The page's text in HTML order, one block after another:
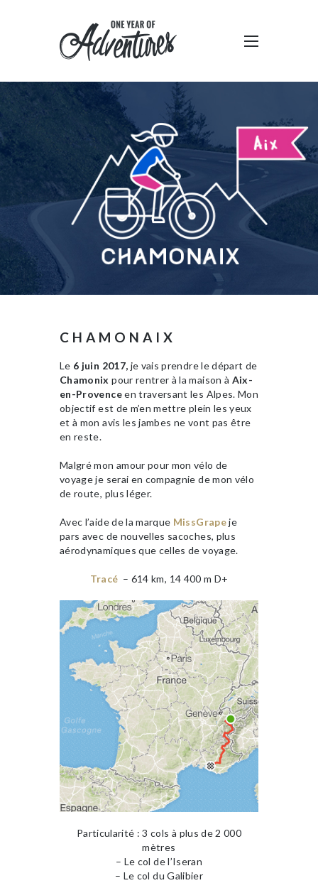
CHAMONAIX
Le 6 juin 2017, je vais prendre le départ de
Chamonix pour rentrer à la maison à Aix-
en-Provenceen traversant les Alpes. Mon
objectif est de m’en mettre plein les yeux
et à mon avis les jambes ne vont pas être
en reste.
Malgré mon amour pour mon vélo de
voyage je serai en compagnie de mon vélo
de route, plus léger.
Avec l’aide de la marque MissGrapeje
pars avec de nouvelles sacoches, plus
aérodynamiques que celles de voyage.
Tracé – 614 km, 14 400 m D+
Particularité : 3 cols à plus de 2 000
mètres
– Le col de l’Iseran
– Le col du Galibier